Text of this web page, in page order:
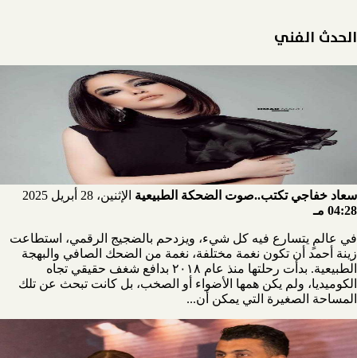
الحدث الفني
سعاد خفاجي تكتب..صوت الضحكة الطبيعية الإثنين، 28 أبريل 2025
04:28 مـ
في عالمٍ يتسارع فيه كل شيء، ويزدحم بالضجيج الرقمي، استطاعت
زينة أحمد أن تكون نغمة مختلفة، نغمة من الضحك الصافي والبهجة
الطبيعية. بدأت رحلتها منذ عام ٢٠١٨ بدافع شغف حقيقي تجاه
الكوميديا، ولم يكن همها الأضواء أو الصخب، بل كانت تبحث عن تلك
المساحة الصغيرة التي يمكن أن...